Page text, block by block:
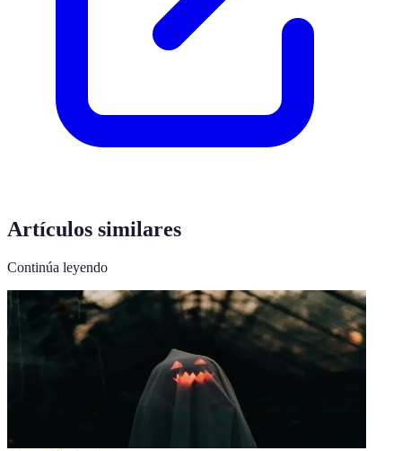
Artículos similares
Continúa leyendo